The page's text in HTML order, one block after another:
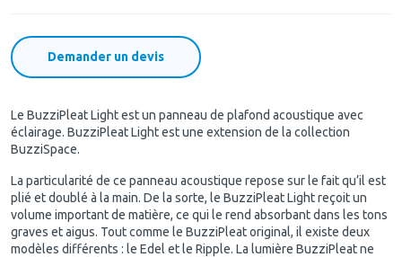
Demander un devis
Le BuzziPleat Light est un panneau de plafond acoustique avec
éclairage. BuzziPleat Light est une extension de la collection
BuzziSpace.
La particularité de ce panneau acoustique repose sur le fait qu’il est
plié et doublé à la main. De la sorte, le BuzziPleat Light reçoit un
volume important de matière, ce qui le rend absorbant dans les tons
graves et aigus. Tout comme le BuzziPleat original, il existe deux
modèles différents : le Edel et le Ripple. La lumière BuzziPleat ne